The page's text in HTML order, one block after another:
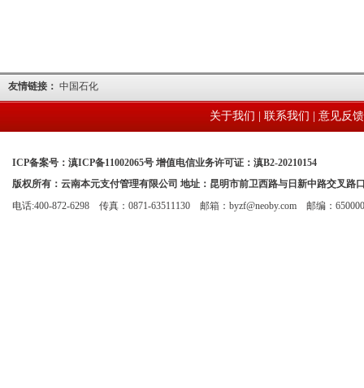
友情链接： 中国石化
关于我们 联系我们 意见反馈
ICP备案号：滇ICP备11002065号 增值电信业务许可证：滇B2-20210154
版权所有：云南本元支付管理有限公司 地址：昆明市前卫西路与日新中路交叉
电话:400-872-6298 传真：0871-63511130 邮箱：byzf@neoby.com 邮编：